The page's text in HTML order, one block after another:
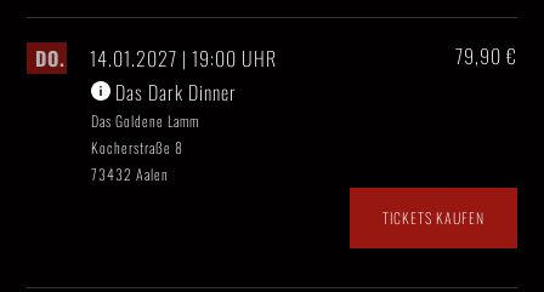
DO.
14.01.2027 | 19:00 UHR
Das Dark Dinner
Das Goldene Lamm
Kocherstraße 8
73432 Aalen
79,90 €
TICKETS KAUFEN